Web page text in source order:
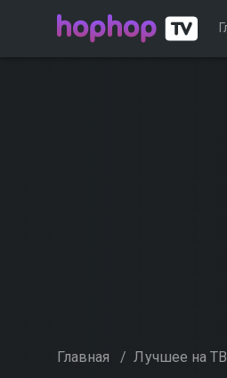
Главная / Лучшее на ТВ